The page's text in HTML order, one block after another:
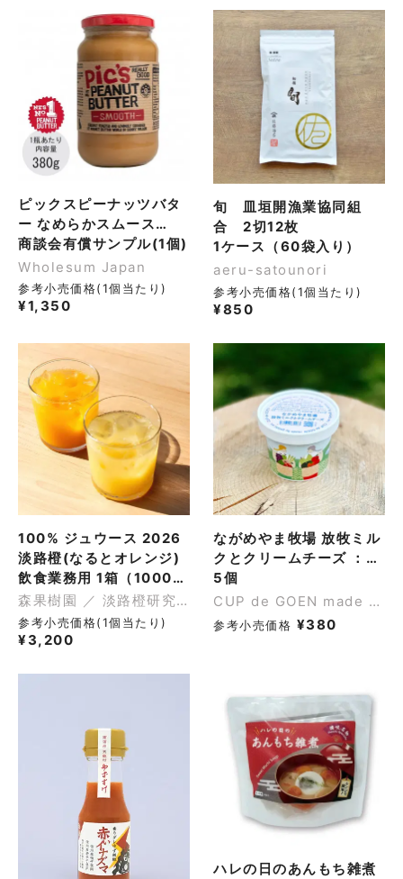
ピックスピーナッツバタ
ー なめらかスムース
（380g）
商談会有償サンプル(1個)
Wholesum Japan
参考小売価格(1個当たり)
¥1,350
旬 皿垣開漁業協同組
合 2切12枚
1ケース（60袋入り）
aeru-satounori
参考小売価格(1個当たり)
¥850
100% ジュウース 2026
淡路橙(なるとオレンジ)
飲食業務用 1箱（1000ml × 12本入）
森果樹園 ／ 淡路橙研究所
参考小売価格(1個当たり)
¥3,200
ながめやま牧場 放牧ミル
クとクリームチーズ ：
120ml
5個
CUP de GOEN made by gelato en.
参考小売価格 ¥380
ハレの日のあんもち雑煮